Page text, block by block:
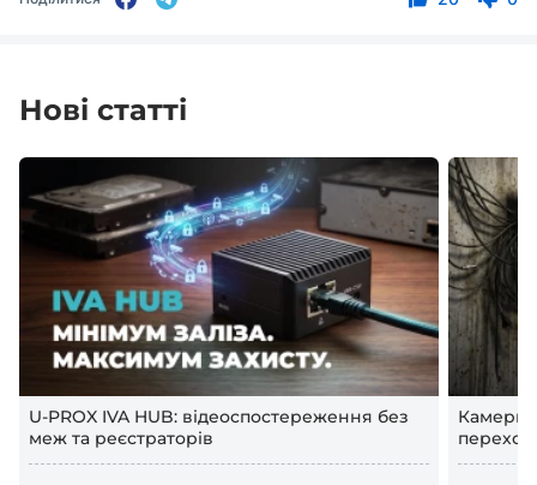
Нові статті
U-PROX IVA HUB: відеоспостереження без
меж та реєстраторів
Камери